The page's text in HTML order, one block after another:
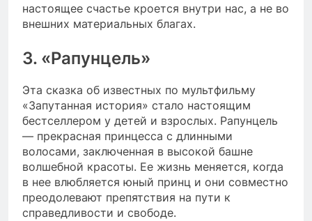
настоящее счастье кроется внутри нас, а не во
внешних материальных благах.
3. «Рапунцель»
Эта сказка об известных по мультфильму
«Запутанная история» стало настоящим
бестселлером у детей и взрослых. Рапунцель
— прекрасная принцесса с длинными
волосами, заключенная в высокой башне
волшебной красоты. Ее жизнь меняется, когда
в нее влюбляется юный принц и они совместно
преодолевают препятствия на пути к
справедливости и свободе.